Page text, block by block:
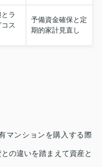
ラ
ス
予備資金確保と定
期的家計見直し
マンションを購入する際
の違いを踏まえて資産と